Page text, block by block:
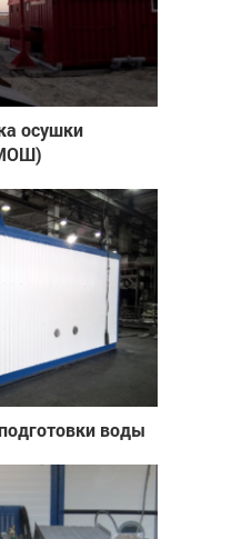
осушки
воды